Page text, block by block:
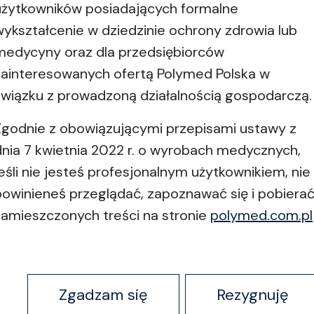
Varius
Właściwy wybór w każdej sytuacji.
Uniwersalny i mobilny stół operacyjny
to najbardziej wszechstronny stół
operacyjny BRUMABA. Elastyczne
zastosowanie w chirurgii
ambulatoryjnej, zarówno w ortopedii,
jak i w chirurgii plastycznej/estetycznej
i rekonstrukcyjnej. Zdjęcia
rentgenowskie również nie stanowią
podzielona na dwie części, oddzielnie
regulowane i rozkładane. Funkcja
Wyświetl produkt
1 2 3 … 43 44 45
posiadających formalne
w dziedzinie ochrony zdrowia lub
oraz dla przedsiębiorców
ofertą Polymed Polska w
z prowadzoną działalnością gospodarczą.
z obowiązującymi przepisami ustawy z
7 kwietnia 2022 r. o wyrobach medycznych,
nie jesteś profesjonalnym użytkownikiem, nie
przeglądać, zapoznawać się i pobierać
treści na stronie polymed.com.pl
Zgadzam się Rezygnuję